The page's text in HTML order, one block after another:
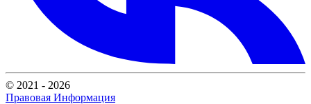
© 2021 - 2026
Правовая Информация